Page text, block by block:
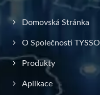
Domovská Stránka
O Společnosti TYSSO
Produkty
Aplikace